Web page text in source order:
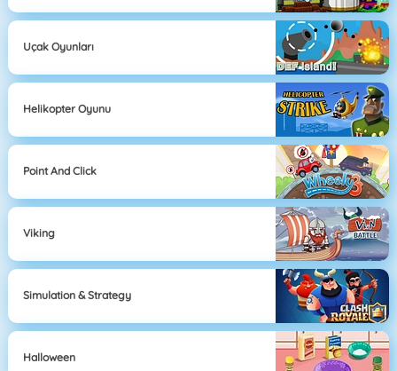
Uçak Oyunları
Helikopter Oyunu
Point And Click
Viking
Simulation & Strategy
Halloween